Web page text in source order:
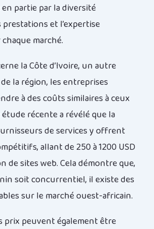
en partie par la diversité
et l’expertise
marché.
la Côte d’Ivoire, un autre
la région, les entreprises
à des coûts similaires à ceux
récente a révélé que la
de services y offrent
allant de 250 à 1200 USD
de sites web. Cela démontre que,
soit concurrentiel, il existe des
sur le marché ouest-africain.
prix peuvent également être